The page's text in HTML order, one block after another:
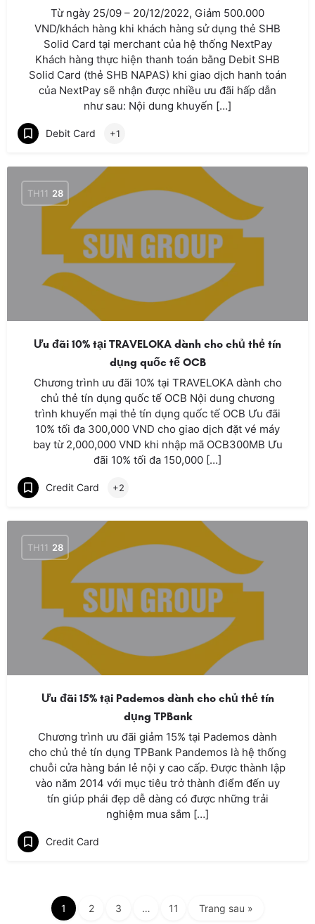
Từ ngày 25/09 – 20/12/2022, Giảm 500.000
VND/khách hàng khi khách hàng sử dụng thẻ SHB
Solid Card tại merchant của hệ thống NextPay
Khách hàng thực hiện thanh toán bằng Debit SHB
Solid Card (thẻ SHB NAPAS) khi giao dịch hanh toán
của NextPay sẽ nhận được nhiều ưu đãi hấp dẫn
như sau: Nội dung khuyến […]
Debit Card +1
TH11 28
Ưu đãi 10% tại TRAVELOKA dành cho chủ thẻ tín
dụng quốc tế OCB
Chương trình ưu đãi 10% tại TRAVELOKA dành cho
chủ thẻ tín dụng quốc tế OCB Nội dung chương
trình khuyến mại thẻ tín dụng quốc tế OCB Ưu đãi
10% tối đa 300,000 VND cho giao dịch đặt vé máy
bay từ 2,000,000 VND khi nhập mã OCB300MB Ưu
đãi 10% tối đa 150,000 […]
Credit Card +2
TH11 28
Ưu đãi 15% tại Pademos dành cho chủ thẻ tín
dụng TPBank
Chương trình ưu đãi giảm 15% tại Pademos dành
cho chủ thẻ tín dụng TPBank Pandemos là hệ thống
chuỗi cửa hàng bán lẻ nội y cao cấp. Được thành lập
vào năm 2014 với mục tiêu trở thành điểm đến uy
tín giúp phái đẹp dễ dàng có được những trải
nghiệm mua sắm […]
Credit Card
1 2 3 … 11 Trang sau »